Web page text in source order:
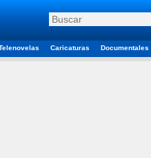
Caricaturas Documentales